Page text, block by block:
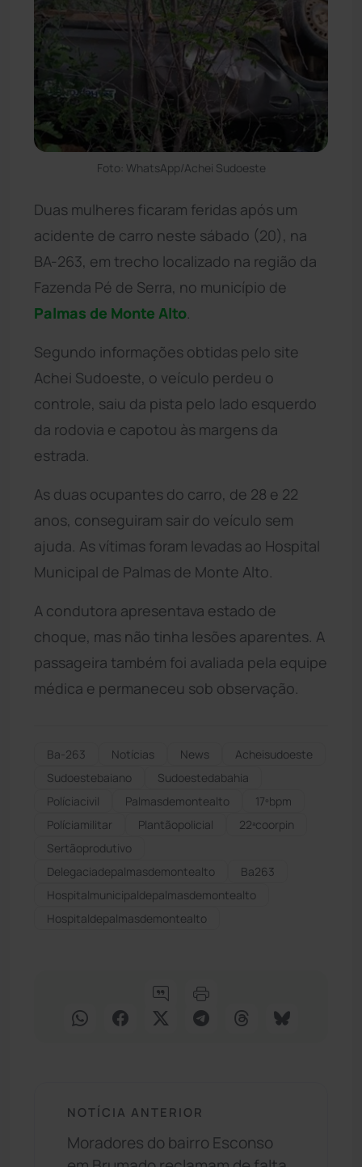
Foto: WhatsApp/Achei Sudoeste
Duas mulheres ficaram feridas após um
acidente de carro neste sábado (20), na
BA-263, em trecho localizado na região da
Fazenda Pé de Serra, no município de
Palmas de Monte Alto
Segundo informações obtidas pelo site
Achei Sudoeste, o veículo perdeu o
controle, saiu da pista pelo lado esquerdo
da rodovia e capotou às margens da
estrada.
As duas ocupantes do carro, de 28 e 22
anos, conseguiram sair do veículo sem
ajuda. As vítimas foram levadas ao Hospital
Municipal de Palmas de Monte Alto.
A condutora apresentava estado de
choque, mas não tinha lesões aparentes. A
passageira também foi avaliada pela equipe
médica e permaneceu sob observação.
Ba-263 Notícias News
Acheisudoeste
Sudoestebaiano
Sudoestedabahia
Políciacivil
Palmasdemontealto
17ºbpm
Políciamilitar
Plantãopolicial
22ªcoorpin
Sertãoprodutivo
Delegaciadepalmasdemontealto
Ba263
Hospitalmunicipaldepalmasdemontealto
Hospitaldepalmasdemontealto
NOTÍCIA ANTERIOR
Moradores do bairro Esconso